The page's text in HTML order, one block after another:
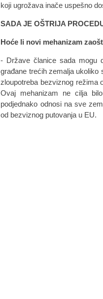
koji ugrožava inače uspešno
SADA JE OŠTRIJA
Hoće li novi mehanizam
- Države članice sada mogu
građane trećih zemalja
zloupotreba bezviznog režima
Ovaj mehanizam ne cilja
podjednako odnosi na sve
od bezviznog putovanja u EU.